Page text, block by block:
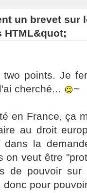
un brevet sur
two points. Je
cherché...
~
en France, ça
au droit
dans la
on veut être
de pouvoir sur
donc pour